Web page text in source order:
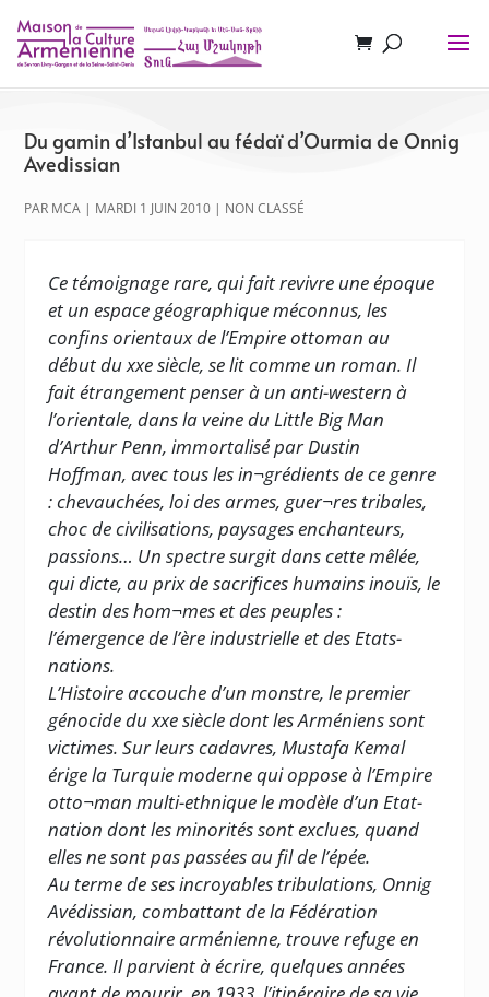
Du gamin d’Istanbul au fédaï d’Ourmia de Onnig
Avedissian
PAR MCA | MARDI 1 JUIN 2010 | NON CLASSÉ
Ce témoignage rare, qui fait revivre une époque
et un espace géographique méconnus, les
confins orientaux de l’Empire ottoman au
début du xxe siècle, se lit comme un roman. Il
fait étrangement penser à un anti-western à
l’orientale, dans la veine du Little Big Man
d’Arthur Penn, immortalisé par Dustin
Hoffman, avec tous les in¬grédients de ce genre
: chevauchées, loi des armes, guer¬res tribales,
choc de civilisations, paysages enchanteurs,
passions… Un spectre surgit dans cette mêlée,
qui dicte, au prix de sacrifices humains inouïs, le
destin des hom¬mes et des peuples :
l’émergence de l’ère industrielle et des Etats-
nations.
L’Histoire accouche d’un monstre, le premier
génocide du xxe siècle dont les Arméniens sont
victimes. Sur leurs cadavres, Mustafa Kemal
érige la Turquie moderne qui oppose à l’Empire
otto¬man multi-ethnique le modèle d’un Etat-
nation dont les minorités sont exclues, quand
elles ne sont pas passées au fil de l’épée.
Au terme de ses incroyables tribulations, Onnig
Avédissian, combattant de la Fédération
révolutionnaire arménienne, trouve refuge en
France. Il parvient à écrire, quelques années